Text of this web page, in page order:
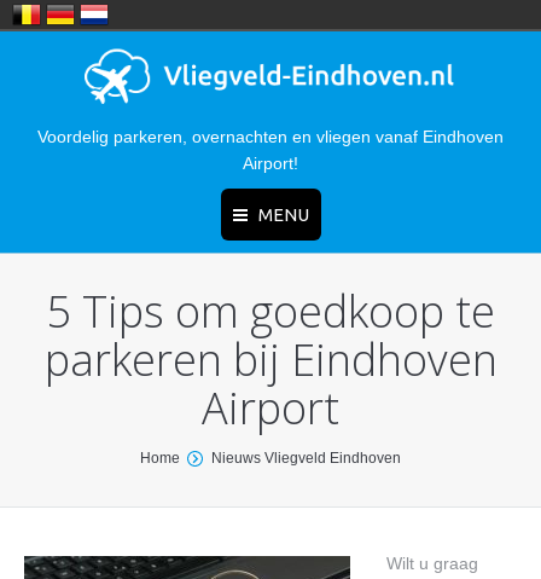
Voordelig parkeren, overnachten en vliegen vanaf Eindhoven
Airport!
MENU
5 Tips om goedkoop te
parkeren bij Eindhoven
Airport
Home Nieuws Vliegveld Eindhoven
Wilt u graag